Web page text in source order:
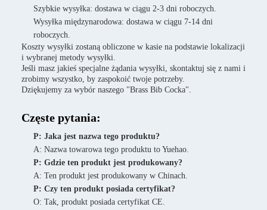
Szybkie wysyłka: dostawa w ciągu 2-3 dni roboczych.
Wysyłka międzynarodowa: dostawa w ciągu 7-14 dni
roboczych.
Koszty wysyłki zostaną obliczone w kasie na podstawie lokalizacji
i wybranej metody wysyłki.
Jeśli masz jakieś specjalne żądania wysyłki, skontaktuj się z nami i
zrobimy wszystko, by zaspokoić twoje potrzeby.
Dziękujemy za wybór naszego "Brass Bib Cocka".
Częste pytania:
P: Jaka jest nazwa tego produktu?
A: Nazwa towarowa tego produktu to Yuehao.
P: Gdzie ten produkt jest produkowany?
A: Ten produkt jest produkowany w Chinach.
P: Czy ten produkt posiada certyfikat?
O: Tak, produkt posiada certyfikat CE.